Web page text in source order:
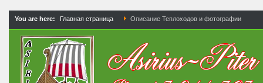
You are here: Главная страница Описание Теплоходов и фотографии